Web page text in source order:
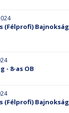
(Félprofi) Bajnokság
- 8-as OB
(Félprofi) Bajnokság